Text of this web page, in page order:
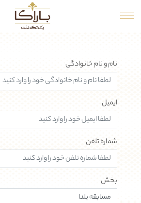
نام و نام خانوادگی
ایمیل
شماره تلفن
بخش